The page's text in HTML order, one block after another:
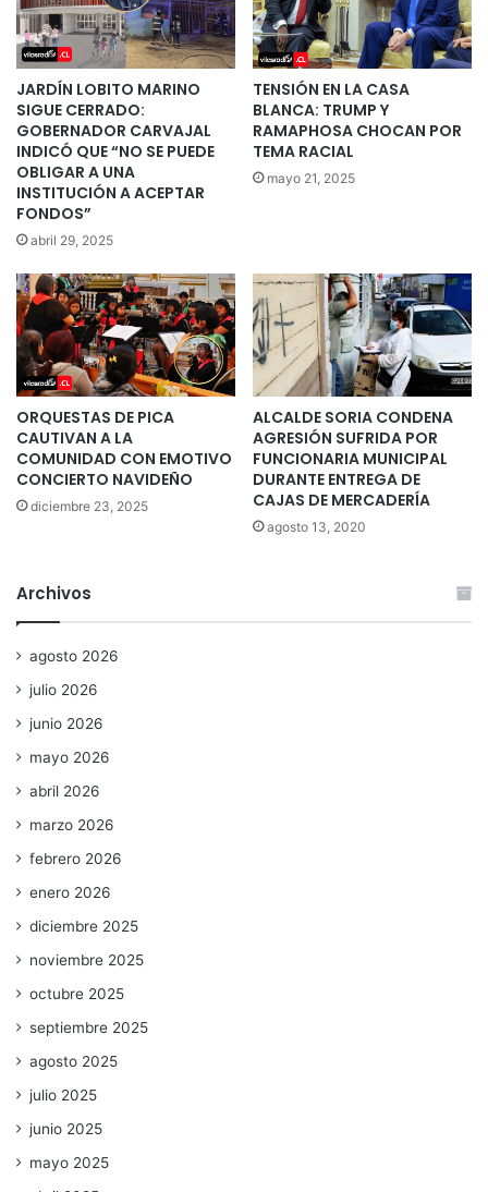
JARDÍN LOBITO MARINO
SIGUE CERRADO:
GOBERNADOR CARVAJAL
INDICÓ QUE “NO SE PUEDE
OBLIGAR A UNA
INSTITUCIÓN A ACEPTAR
FONDOS”
abril 29, 2025
TENSIÓN EN LA CASA
BLANCA: TRUMP Y
RAMAPHOSA CHOCAN POR
TEMA RACIAL
mayo 21, 2025
ORQUESTAS DE PICA
CAUTIVAN A LA
COMUNIDAD CON EMOTIVO
CONCIERTO NAVIDEÑO
diciembre 23, 2025
ALCALDE SORIA CONDENA
AGRESIÓN SUFRIDA POR
FUNCIONARIA MUNICIPAL
DURANTE ENTREGA DE
CAJAS DE MERCADERÍA
agosto 13, 2020
Archivos
agosto 2026
julio 2026
junio 2026
mayo 2026
abril 2026
marzo 2026
febrero 2026
enero 2026
diciembre 2025
noviembre 2025
octubre 2025
septiembre 2025
agosto 2025
julio 2025
junio 2025
mayo 2025